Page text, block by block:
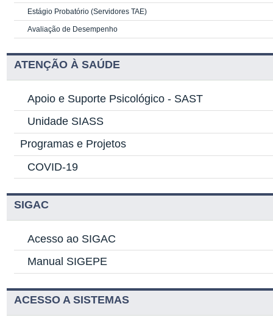
Estágio Probatório (Servidores TAE)
Avaliação de Desempenho
ATENÇÃO À SAÚDE
Apoio e Suporte Psicológico - SAST
Unidade SIASS
Programas e Projetos
COVID-19
SIGAC
Acesso ao SIGAC
Manual SIGEPE
ACESSO A SISTEMAS